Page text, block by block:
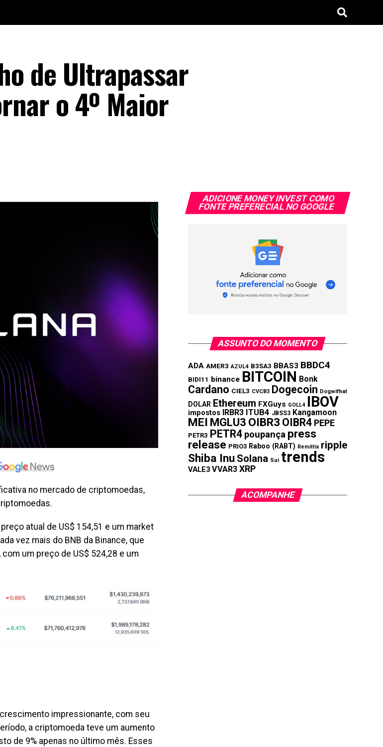
de Ultrapassar
o 4º Maior
no mercado de criptomoedas,
atual de US$ 154,51 e um market
vez mais do BNB da Binance, que
um preço de US$ 524,28 e um
impressionante, com seu
a criptomoeda teve um aumento
de 9% apenas no último mês. Esses
ADICIONE MONEY INVEST COMO
FONTE PREFERECIAL NO GOOGLE
ASSUNTO DO MOMENTO
ADA AMER3 AZUL4 B3SA3 BBAS3 BBDC4
BIDI11 binance BITCOIN Bonk
Cardano CIEL3 CVCB3 Dogecoin Dogwifhat
DOLAR Ethereum FXGuys GOLL4 IBOV
impostos IRBR3 ITUB4 JBSS3 Kangamoon
MEI MGLU3 OIBR3 OIBR4 PEPE
PETR3 PETR4 poupança press
release PRIO3 Raboo (RABT) Remittix ripple
Shiba Inu Solana Sui trends
VALE3 VVAR3 XRP
ACOMPANHE